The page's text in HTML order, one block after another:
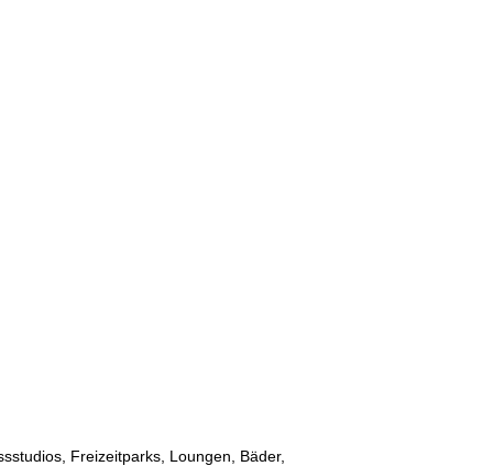
Freizeitparks, Loungen, Bäder,